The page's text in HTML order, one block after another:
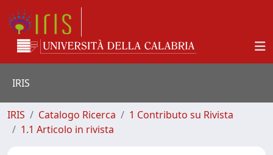
IRIS
IRIS Catalogo Ricerca
1 Contributo su Rivista
1.1 Articolo in rivista